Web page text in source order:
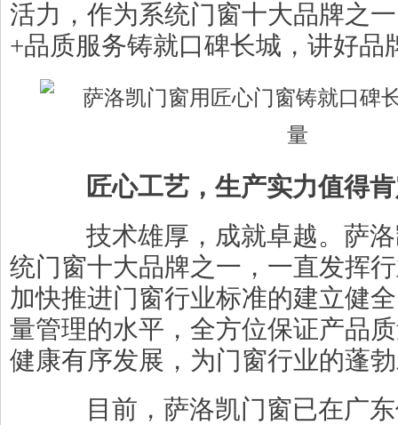
活力，作为系统门窗十大品牌之
+品质服务铸就口碑长城，讲好品
匠心工艺，生产实力值得
技术雄厚，成就卓越。萨洛
统门窗十大品牌之一，一直发挥
加快推进门窗行业标准的建立健
量管理的水平，全方位保证产品
健康有序发展，为门窗行业的蓬
目前，萨洛凯门窗已在广东